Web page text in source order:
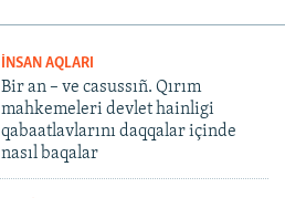
İNSAN AQLARI
Bir an – ve casussıñ. Qırım
mahkemeleri devlet hainligi
qabaatlavlarını daqqalar içinde
nasıl baqalar